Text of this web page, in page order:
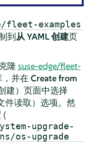
fleet-examples
到从 YAML 创建页
隆 suse-edge/fleet-
并在 Create from
建）页面中选择
件读取）选项。然
(
upgrade-
os-upgrade